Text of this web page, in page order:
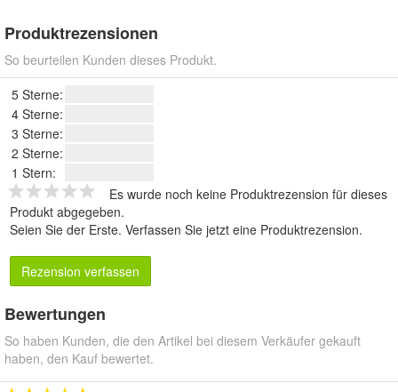
Produktrezensionen
So beurteilen Kunden dieses Produkt.
5 Sterne:
4 Sterne:
3 Sterne:
2 Sterne:
1 Stern:
Es wurde noch keine Produktrezension für dieses
Produkt abgegeben.
Seien Sie der Erste. Verfassen Sie jetzt eine Produktrezension.
Rezension verfassen
Bewertungen
So haben Kunden, die den Artikel bei diesem Verkäufer gekauft
haben, den Kauf bewertet.